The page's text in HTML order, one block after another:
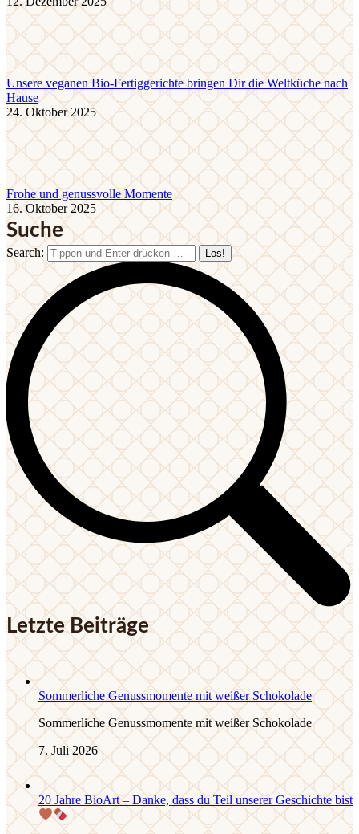
Unsere veganen Bio-Fertiggerichte bringen Dir die Weltküche nach
Hause
24. Oktober 2025
Frohe und genussvolle Momente
16. Oktober 2025
Suche
Search:
Letzte Beiträge
Sommerliche Genussmomente mit weißer Schokolade
Sommerliche Genussmomente mit weißer Schokolade
7. Juli 2026
20 Jahre BioArt – Danke, dass du Teil unserer Geschichte bist